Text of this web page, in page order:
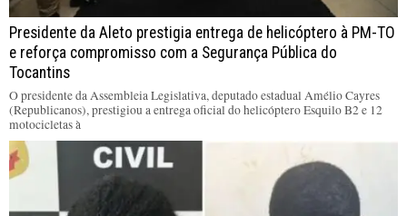
Presidente da Aleto prestigia entrega de helicóptero à PM-TO
e reforça compromisso com a Segurança Pública do
Tocantins
O presidente da Assembleia Legislativa, deputado estadual Amélio Cayres
(Republicanos), prestigiou a entrega oficial do helicóptero Esquilo B2 e 12
motocicletas à